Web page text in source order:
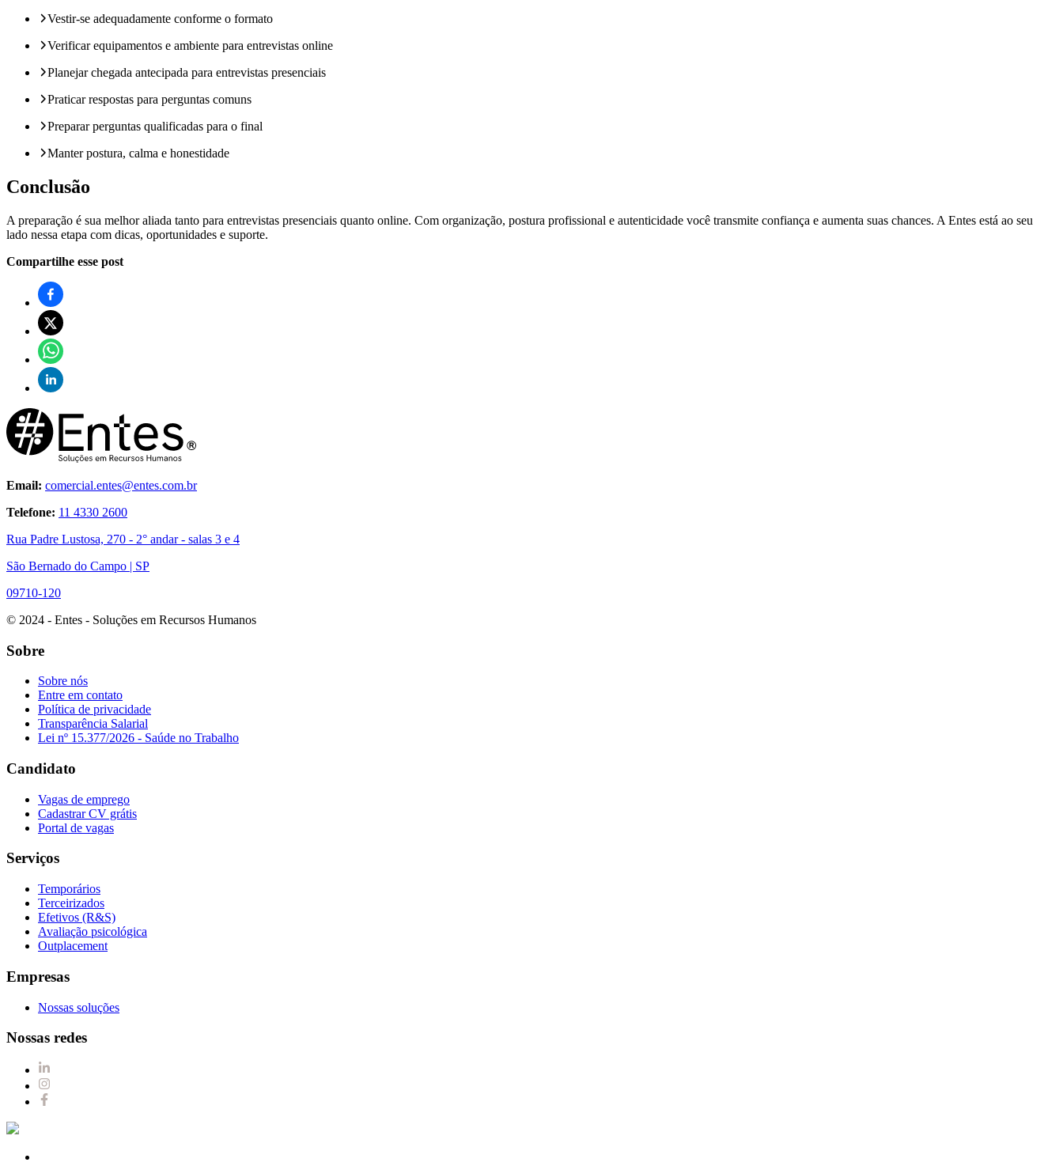
Vestir-se adequadamente conforme o formato
Verificar equipamentos e ambiente para entrevistas online
Planejar chegada antecipada para entrevistas presenciais
Praticar respostas para perguntas comuns
Preparar perguntas qualificadas para o final
Manter postura, calma e honestidade
Conclusão
A preparação é sua melhor aliada tanto para entrevistas presenciais quanto online. Com organização, postura profissional e autenticidade você transmite confiança e aumenta suas chances. A Entes está ao seu
lado nessa etapa com dicas, oportunidades e suporte.
Compartilhe esse post
Email: comercial.entes@entes.com.br
Telefone: 11 4330 2600
Rua Padre Lustosa, 270 - 2° andar - salas 3 e 4
São Bernado do Campo | SP
09710-120
© 2024 - Entes - Soluções em Recursos Humanos
Sobre
Sobre nós
Entre em contato
Política de privacidade
Transparência Salarial
Lei nº 15.377/2026 - Saúde no Trabalho
Candidato
Vagas de emprego
Cadastrar CV grátis
Portal de vagas
Serviços
Temporários
Terceirizados
Efetivos (R&S)
Avaliação psicológica
Outplacement
Empresas
Nossas soluções
Nossas redes